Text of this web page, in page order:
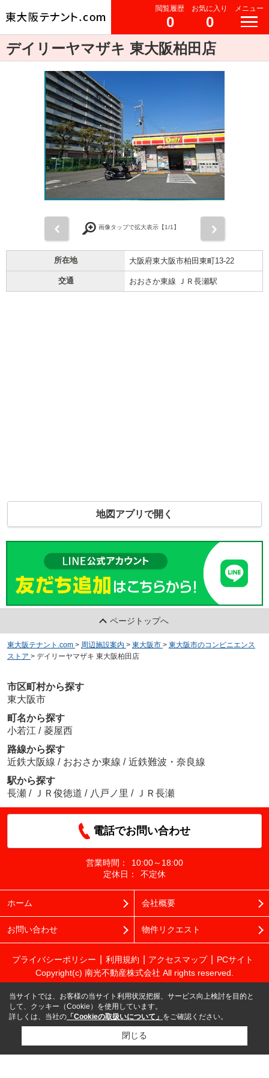
閲覧履歴
0
お気に入り
0
メニュー
デイリーヤマザキ 東大阪柏田店
画像タップで拡大表示【1/1】
所在地 大阪府東大阪市柏田東町13-22
交通 おおさか東線 ＪＲ長瀬駅
地図アプリで開く
ページトップへ
東大阪テナント.com > 周辺施設案内 > 東大阪市 > 東大阪市のコンビニエンス
ストア > デイリーヤマザキ 東大阪柏田店
市区町村から探す
東大阪市
町名から探す
小若江 / 菱屋西
路線から探す
近鉄大阪線 / おおさか東線 / 近鉄難波・奈良線
駅から探す
長瀬 / ＪＲ俊徳道 / 八戸ノ里 / ＪＲ長瀬
電話でお問い合わせ
営業時間：
10:00～18:00
定休日：
不定休
ホーム 会社概要
お問い合わせ 物件リクエスト
プライバシーポリシー 利用規約 アクセスマップ
PCサイト
Copyright(c) 南光不動産株式会社 All rights reserved.
当サイトでは、お客様の当サイト利用状況把握、サービス向上検討を目的と
して、クッキー（Cookie）を使用しています。
詳しくは、当社の 「Cookieの取扱いについて」 をご確認ください。
閉じる